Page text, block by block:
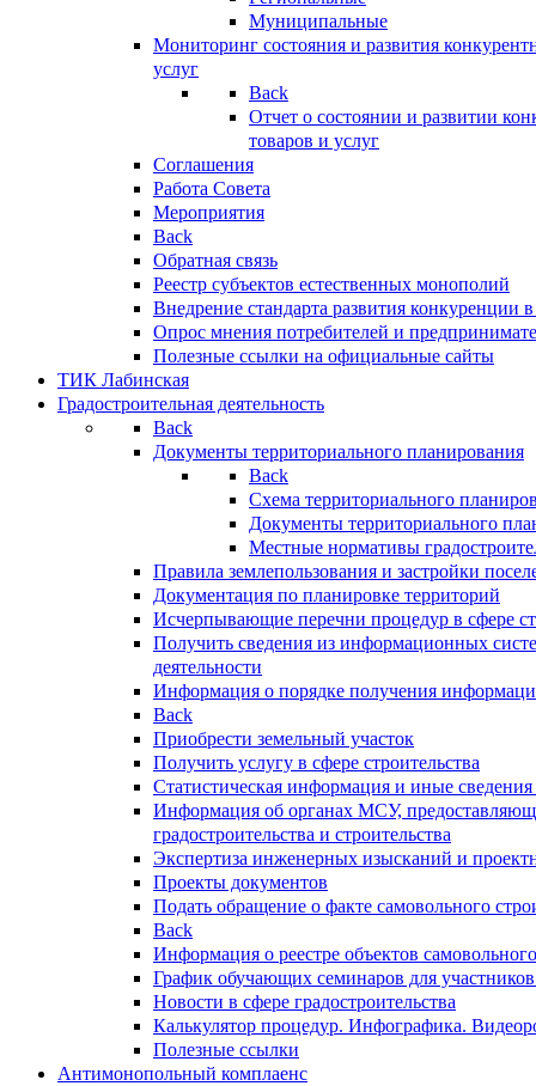
Муниципальные
Мониторинг состояния и развития
услуг
Back
Отчет о состоянии и развитии
товаров и услуг
Соглашения
Работа Совета
Мероприятия
Back
Обратная связь
Реестр субъектов естественных монополий
Внедрение стандарта развития конкуренции
Опрос мнения потребителей и
Полезные ссылки на официальные сайты
ТИК Лабинская
Градостроительная деятельность
Back
Документы территориального планирования
Back
Схема территориального
Документы территориального
Местные нормативы
Правила землепользования и застройки
Документация по планировке территорий
Исчерпывающие перечни процедур в сфере
Получить сведения из информационных
деятельности
Информация о порядке получения
Back
Приобрести земельный участок
Получить услугу в сфере строительства
Статистическая информация и иные сведения
Информация об органах МСУ,
градостроительства и строительства
Экспертиза инженерных изысканий и
Проекты документов
Подать обращение о факте самовольного
Back
Информация о реестре объектов
График обучающих семинаров для участников
Новости в сфере градостроительства
Калькулятор процедур. Инфографика.
Полезные ссылки
Антимонопольный комплаенс